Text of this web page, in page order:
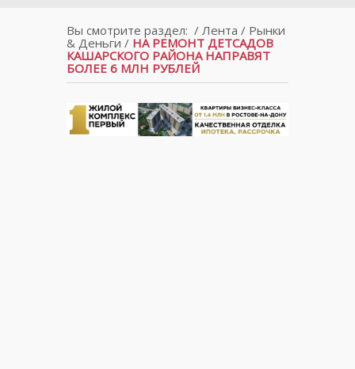
Вы смотрите раздел: / Лента / Рынки
& Деньги / НА РЕМОНТ ДЕТСАДОВ
КАШАРСКОГО РАЙОНА НАПРАВЯТ
БОЛЕЕ 6 МЛН РУБЛЕЙ